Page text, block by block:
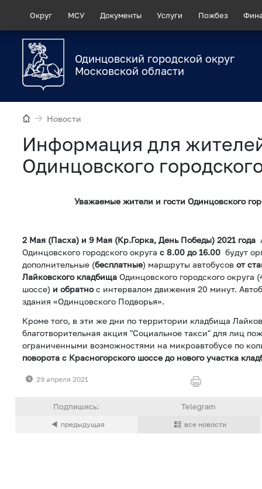
Округ МСУ Документы Услуги Пожбез
Одинцовский городской округ
Московской области
Новости
Информация для
Одинцовского
Уважаемые жители и гости Одинцовского
2 Мая (Пасха) и 9 Мая (Кр.Горка, День Победы) 2021 года
Одинцовского городского округа с 8.00 до 16.00 будут
дополнительные (бесплатные) маршруты автобусов от
Лайковского кладбища Одинцовского городского округа
шоссе) и обратнос интервалом движения 20 минут.
здания «Одинцовского Подворья».
Кроме того, в эти же дни по территории кладбища
благотворительная акция "Социальное такси" для лиц
ограниченными возможностями на микроавтобусе по
поворота с Красногорского шоссе до нового участка
29 апреля 2021